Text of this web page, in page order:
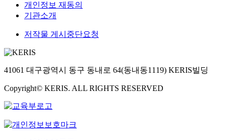
개인정보 재동의
기관소개
저작물 게시중단요청
41061 대구광역시 동구 동내로 64(동내동1119) KERIS빌딩
Copyright© KERIS. ALL RIGHTS RESERVED